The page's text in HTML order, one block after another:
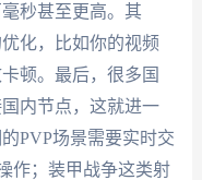
秒甚至更高。其
化，比如你的视频
顿。最后，很多国
内节点，这就进一
PVP场景需要实时交
作；装甲战争这类射